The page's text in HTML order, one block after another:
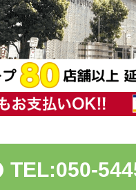
TEL:050-